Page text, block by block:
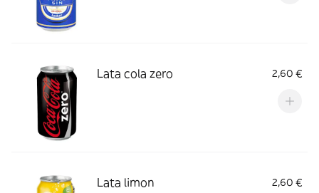
Lata cola zero 2,60 €
Lata limon 2,60 €